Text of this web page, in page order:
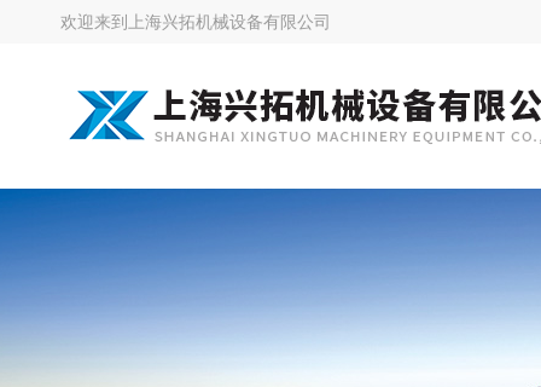
欢迎来到 上海兴拓机械设备有限公司